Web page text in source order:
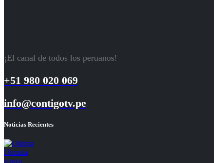
¡El canal de todos los peruanos!
+51 980 020 069
info@contigotv.pe
Noticias Recientes